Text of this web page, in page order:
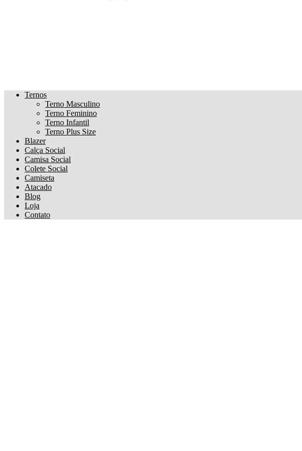
Ternos
Terno Masculino
Terno Feminino
Terno Infantil
Terno Plus Size
Blazer
Calça Social
Camisa Social
Colete Social
Camiseta
Atacado
Blog
Loja
Contato